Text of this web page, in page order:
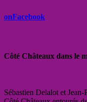
onFacebook
Côté Châteaux dans le
Sébastien Delalot et